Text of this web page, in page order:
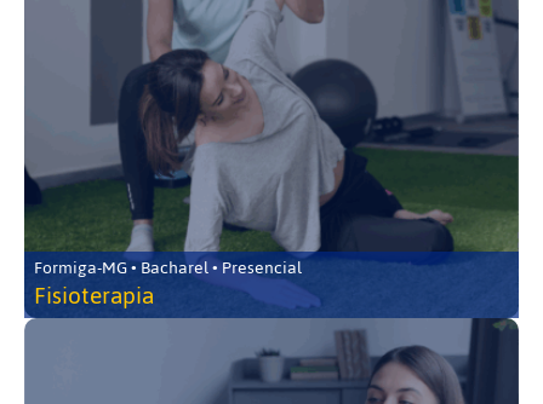
Formiga-MG • Bacharel • Presencial
Fisioterapia